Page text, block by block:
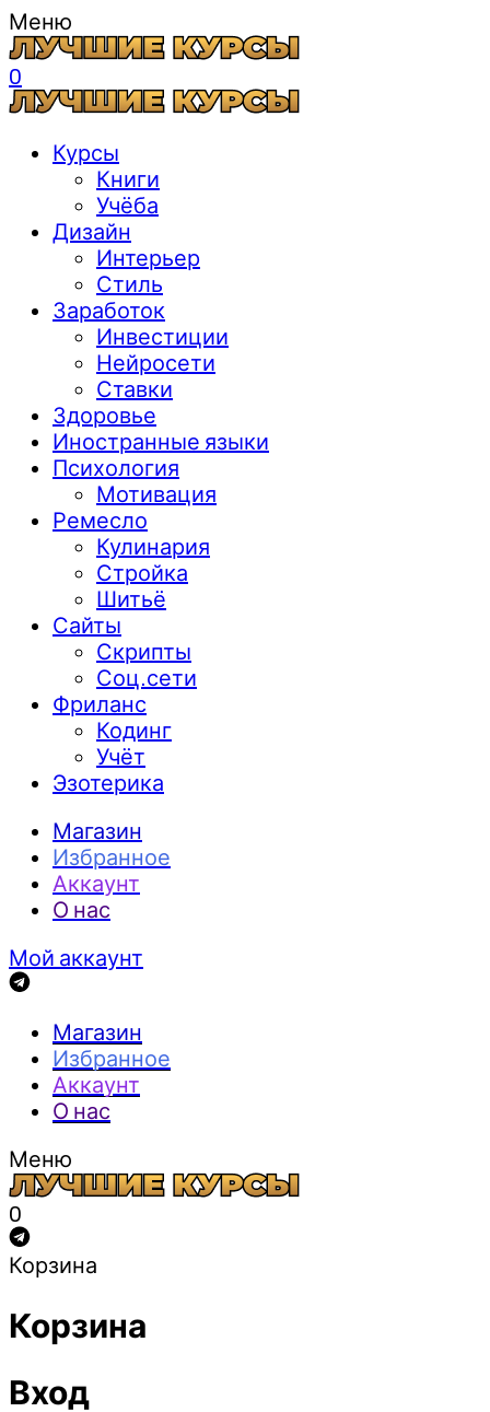
Меню
0
Курсы
Книги
Учёба
Дизайн
Интерьер
Стиль
Заработок
Инвестиции
Нейросети
Ставки
Здоровье
Иностранные языки
Психология
Мотивация
Ремесло
Кулинария
Стройка
Шитьё
Сайты
Скрипты
Соц.сети
Фриланс
Кодинг
Учёт
Эзотерика
Магазин
Избранное
Аккаунт
О нас
Мой аккаунт
Магазин
Избранное
Аккаунт
О нас
Меню
0
Корзина
Корзина
Вход